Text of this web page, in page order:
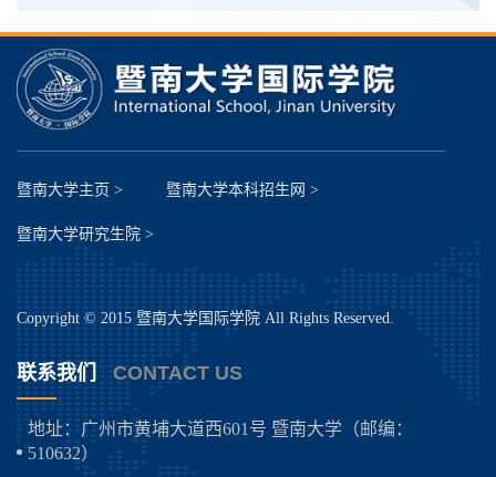
暨南大学主页 > 暨南大学本科招生网 >
暨南大学研究生院 >
Copyright © 2015 暨南大学国际学院 All Rights Reserved.
联系我们 CONTACT US
地址：广州市黄埔大道西601号 暨南大学（邮编：
510632）